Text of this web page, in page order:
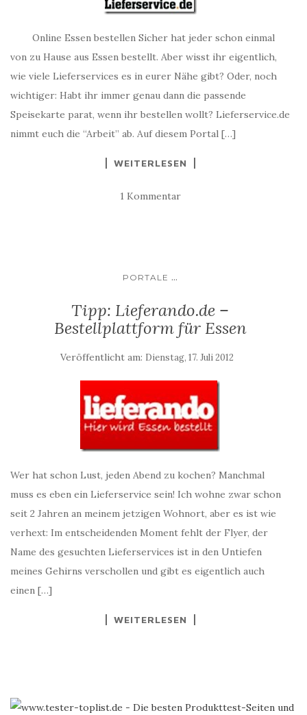
Online Essen bestellen Sicher hat jeder schon einmal
von zu Hause aus Essen bestellt. Aber wisst ihr eigentlich,
wie viele Lieferservices es in eurer Nähe gibt? Oder, noch
wichtiger: Habt ihr immer genau dann die passende
Speisekarte parat, wenn ihr bestellen wollt? Lieferservice.de
nimmt euch die “Arbeit” ab. Auf diesem Portal […]
WEITERLESEN
1 Kommentar
PORTALE ...
Tipp: Lieferando.de –
Bestellplattform für Essen
Veröffentlicht am: Dienstag, 17. Juli 2012
Wer hat schon Lust, jeden Abend zu kochen? Manchmal
muss es eben ein Lieferservice sein! Ich wohne zwar schon
seit 2 Jahren an meinem jetzigen Wohnort, aber es ist wie
verhext: Im entscheidenden Moment fehlt der Flyer, der
Name des gesuchten Lieferservices ist in den Untiefen
meines Gehirns verschollen und gibt es eigentlich auch
einen […]
WEITERLESEN